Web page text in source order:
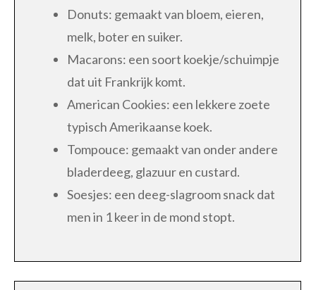
Donuts: gemaakt van bloem, eieren,
melk, boter en suiker.
Macarons: een soort koekje/schuimpje
dat uit Frankrijk komt.
American Cookies: een lekkere zoete
typisch Amerikaanse koek.
Tompouce: gemaakt van onder andere
bladerdeeg, glazuur en custard.
Soesjes: een deeg-slagroom snack dat
men in 1 keer in de mond stopt.